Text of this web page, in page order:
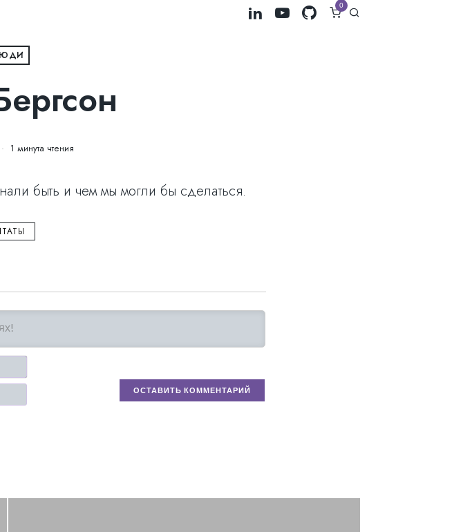
0
1 минута чтения
быть и чем мы могли бы сделаться.
Имя*
Email